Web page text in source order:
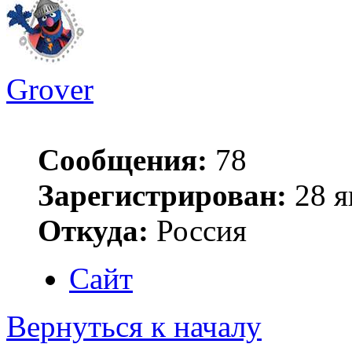
Grover
Сообщения: 78
Зарегистрирован: 28
Откуда: Россия
Сайт
Вернуться к началу